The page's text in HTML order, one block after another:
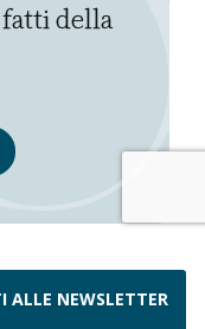
ALLE NEWSLETTER
della